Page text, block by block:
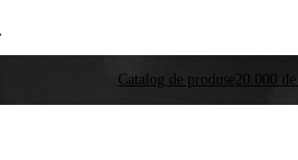
Catalog de produse 20.000